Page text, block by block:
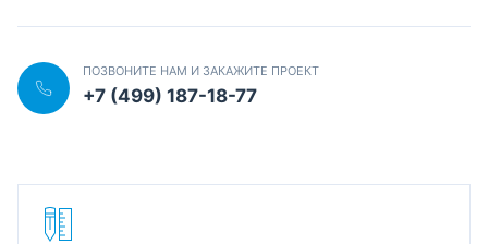
ПОЗВОНИТЕ НАМ И ЗАКАЖИТЕ ПРОЕКТ
+7 (499) 187-18-77